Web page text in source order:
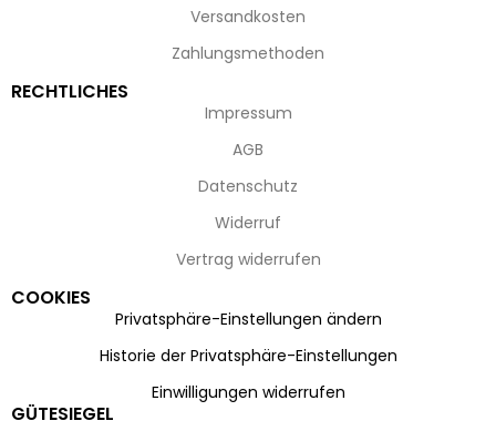
Versandkosten
Zahlungsmethoden
RECHTLICHES
Impressum
AGB
Datenschutz
Widerruf
Vertrag widerrufen
COOKIES
Privatsphäre-Einstellungen ändern
Historie der Privatsphäre-Einstellungen
Einwilligungen widerrufen
GÜTESIEGEL